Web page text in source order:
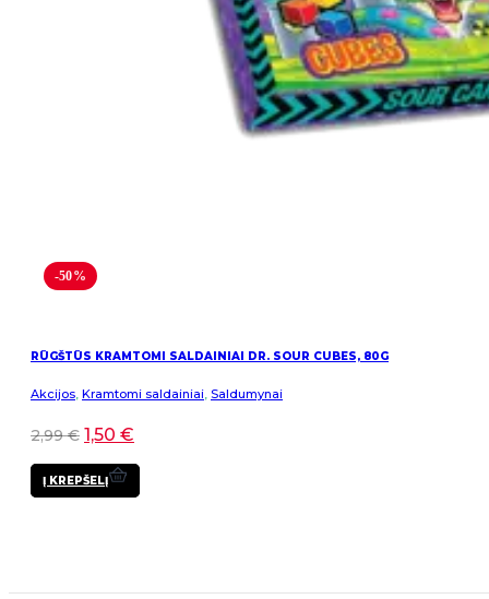
-50%
RŪGŠTŪS KRAMTOMI SALDAINIAI DR. SOUR CUBES, 80G
Akcijos Kramtomi saldainiai Saldumynai
2,99€ 1,50 €
Į KREPŠELĮ